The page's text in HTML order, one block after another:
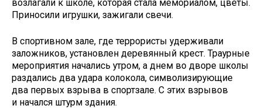
возлагали к школе, которая стала мемориалом, цветы.
Приносили игрушки, зажигали свечи.
В спортивном зале, где террористы удерживали
заложников, установлен деревянный крест. Траурные
мероприятия начались утром, а днем во дворе школы
раздались два удара колокола, символизирующие
два первых взрыва в спортзале. С этих взрывов
и начался штурм здания.